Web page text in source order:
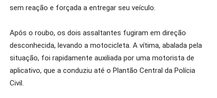
sem reação e forçada a entregar seu veículo.
Após o roubo, os dois assaltantes fugiram em direção
desconhecida, levando a motocicleta. A vítima, abalada pela
situação, foi rapidamente auxiliada por uma motorista de
aplicativo, que a conduziu até o Plantão Central da Polícia
Civil.